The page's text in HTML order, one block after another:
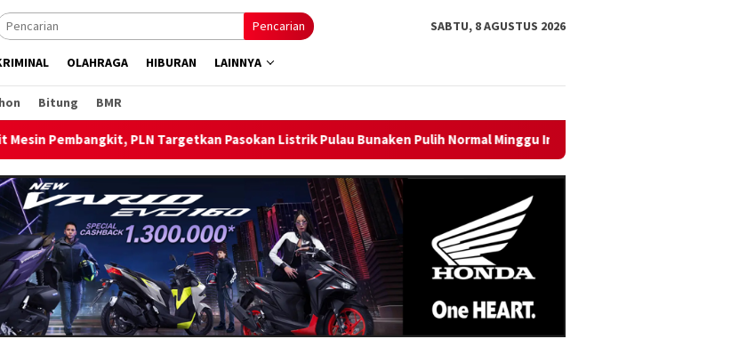
Pencarian SABTU, 8 AGUSTUS 2026
OLAHRAGA HIBURAN LAINNYA
Bitung BMR
Targetkan Pasokan Listrik Pulau Bunaken Pulih Normal Minggu Ini Sambut HUT RI ke-81, PLN Dorong